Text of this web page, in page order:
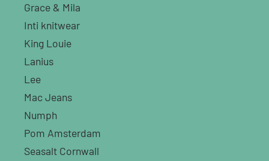
Grace & Mila
Inti knitwear
King Louie
Lanius
Lee
Mac Jeans
Numph
Pom Amsterdam
Seasalt Cornwall